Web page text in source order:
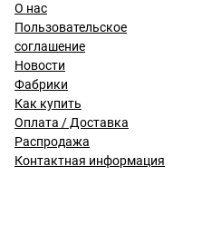
О нас
Пользовательское
соглашение
Новости
Фабрики
Как купить
Оплата / Доставка
Распродажа
Контактная информация